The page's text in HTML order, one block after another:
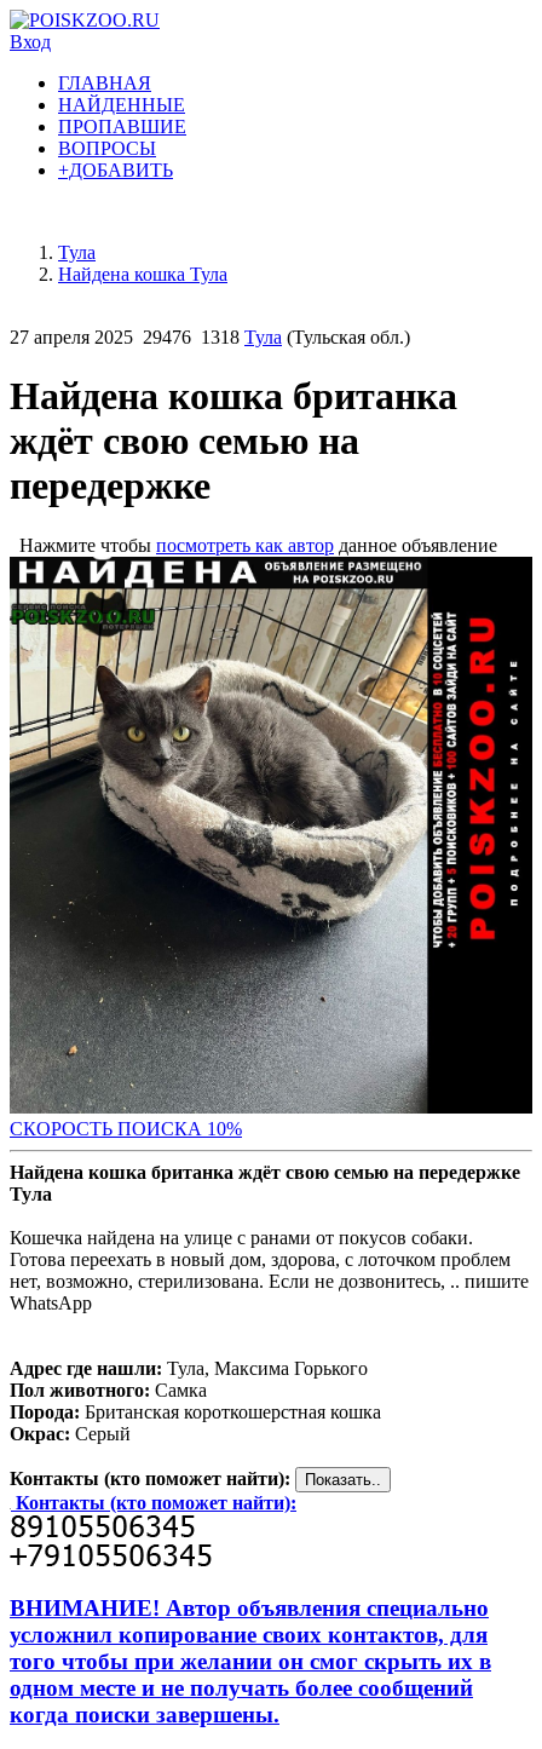
Вход
ГЛАВНАЯ
НАЙДЕННЫЕ
ПРОПАВШИЕ
ВОПРОСЫ
+ДОБАВИТЬ
Тула
Найдена кошка Тула
27 апреля 2025 29476 1318 Тула (Тульская обл.)
Найдена кошка британка
ждёт свою семью на
передержке
Нажмите чтобы посмотреть как автор данное объявление
СКОРОСТЬ ПОИСКА 10%
Найдена кошка британка ждёт свою семью на передержке
Тула
Кошечка найдена на улице с ранами от покусов собаки.
Готова переехать в новый дом, здорова, с лоточком проблем
нет, возможно, стерилизована. Если не дозвонитесь, .. пишите
WhatsApp
Адрес где нашли: Тула, Максима Горького
Пол животного: Самка
Порода: Британская короткошерстная кошка
Окрас: Серый
Контакты (кто поможет найти):
Контакты (кто поможет найти):
ВНИМАНИЕ! Автор объявления специально
усложнил копирование своих контактов, для
того чтобы при желании он смог скрыть их в
одном месте и не получать более сообщений
когда поиски завершены.